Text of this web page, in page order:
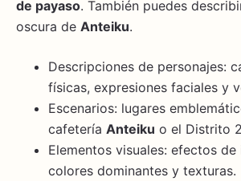
de payaso. También puedes
oscura de Anteiku.
Descripciones de personajes:
físicas, expresiones faciales y
Escenarios: lugares
cafetería Anteiku o el Distrito
Elementos visuales: efectos de
colores dominantes y texturas.